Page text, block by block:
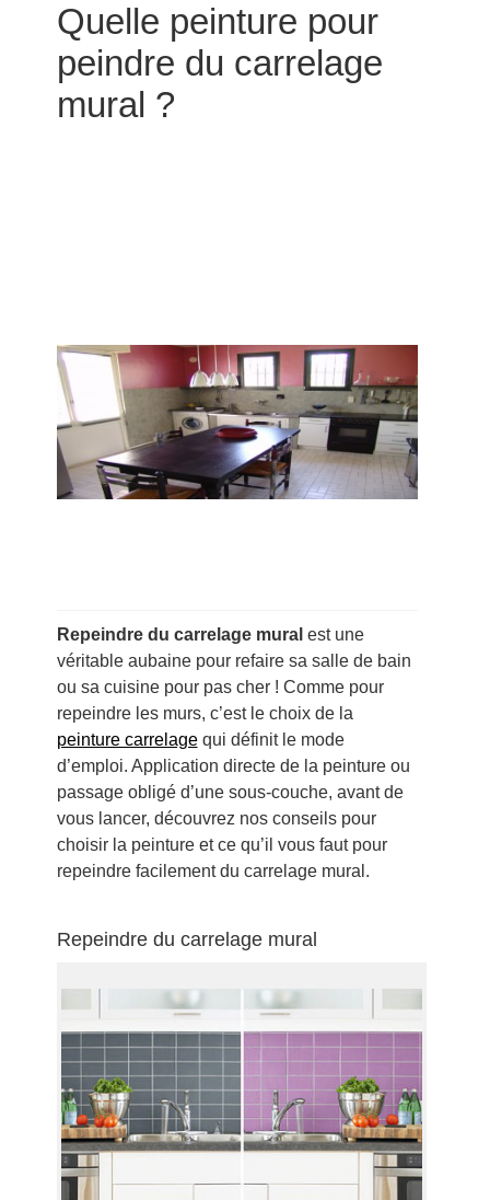
Quelle peinture pour
peindre du carrelage
mural ?
Repeindre du carrelage mural est une
véritable aubaine pour refaire sa salle de bain
ou sa cuisine pour pas cher ! Comme pour
repeindre les murs, c’est le choix de la
peinture carrelagequi définit le mode
d’emploi. Application directe de la peinture ou
passage obligé d’une sous-couche, avant de
vous lancer, découvrez nos conseils pour
choisir la peinture et ce qu’il vous faut pour
repeindre facilement du carrelage mural.
Repeindre du carrelage mural